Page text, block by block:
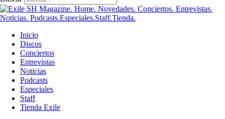
Inicio
Discos
Conciertos
Entrevistas
Noticias
Podcasts
Especiales
Staff
Tienda Exile